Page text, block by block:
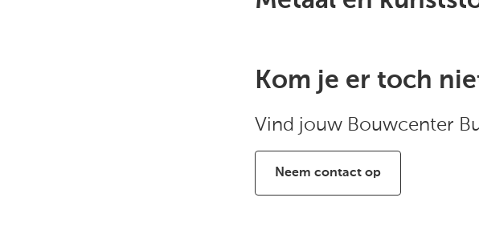
Kom je er toch
Vind jouw Bouwcenter
Neem contact op